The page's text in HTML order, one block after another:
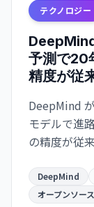
テクノロジー
予測で20
精度が従
DeepMind
モデルで進
の精度が従
た。GitHub
DeepMind
オープンソース